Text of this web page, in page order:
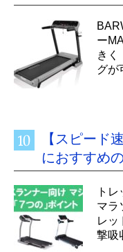
ー
きく
グが
【スピード
におすすめ
ト
マラ
レッ
撃吸